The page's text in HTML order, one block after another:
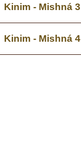
Kinim - Mishná 3
Kinim - Mishná 4